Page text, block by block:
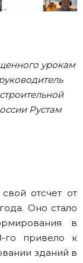
урокам
Рустам
отсчет от
Оно стало
в
го привело к
зданий в